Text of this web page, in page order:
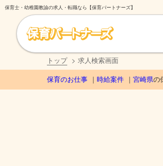
保育士・幼稚園教諭の求人・転職なら【保育パートナーズ】
トップ 求人検索画面
保育のお仕事 時給案件 宮崎県の